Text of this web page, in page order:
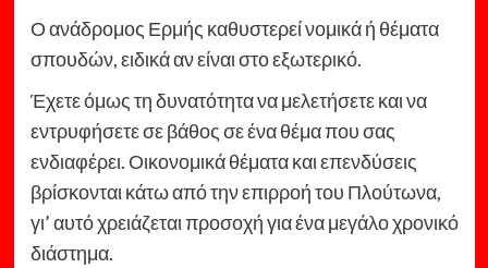
Ο ανάδρομος Ερμής καθυστερεί νομικά ή θέματα
σπουδών, ειδικά αν είναι στο εξωτερικό.
Έχετε όμως τη δυνατότητα να μελετήσετε και να
εντρυφήσετε σε βάθος σε ένα θέμα που σας
ενδιαφέρει. Οικονομικά θέματα και επενδύσεις
βρίσκονται κάτω από την επιρροή του Πλούτωνα,
γι’ αυτό χρειάζεται προσοχή για ένα μεγάλο χρονικό
διάστημα.